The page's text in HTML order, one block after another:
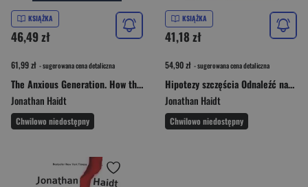
KSIĄŻKA
46,49 zł
61,99 zł - sugerowana cena detaliczna
The Anxious Generation. How the Great Rewiring of Childhood Is Causing an Epidemic of Mental Illness wer. angielska
Jonathan Haidt
Chwilowo niedostępny
KSIĄŻKA
41,18 zł
54,90 zł - sugerowana cena detaliczna
Hipotezy szczęścia Odnaleźć nadzieję w klasycznej mądrości
Jonathan Haidt
Chwilowo niedostępny